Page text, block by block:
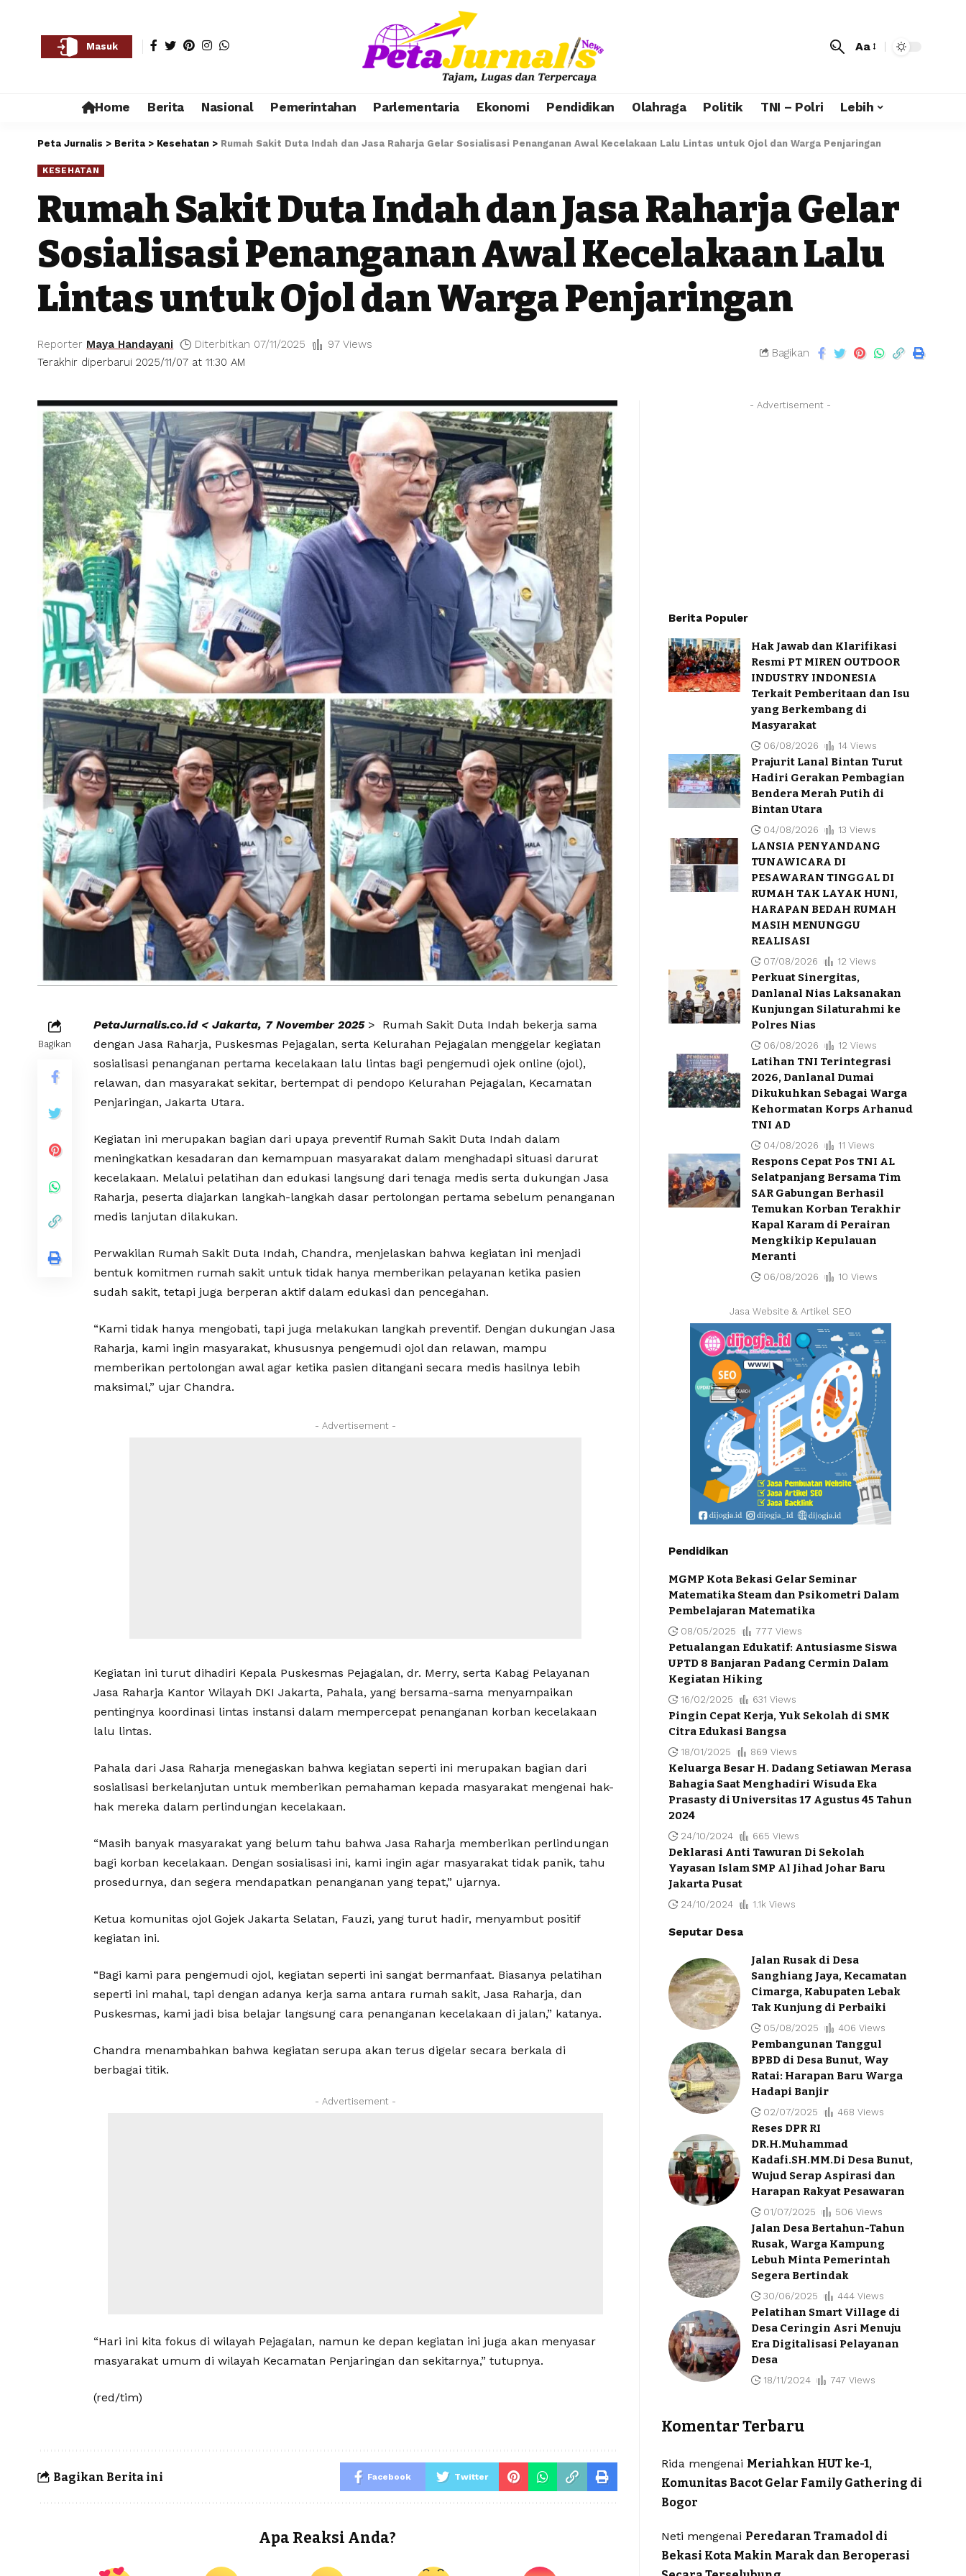
Masuk Aa
Home Berita Nasional Pemerintahan Parlementaria Ekonomi Pendidikan Olahraga Politik TNI – Polri Lebih
Peta Jurnalis > Berita > Kesehatan > Rumah Sakit Duta Indah dan Jasa Raharja Gelar Sosialisasi Penanganan Awal Kecelakaan Lalu Lintas untuk Ojol dan Warga Penjaringan
KESEHATAN
Rumah Sakit Duta Indah dan Jasa Raharja Gelar
Sosialisasi Penanganan Awal Kecelakaan Lalu
Lintas untuk Ojol dan Warga Penjaringan
Terakhir diperbarui 2025/11/07 at 11:30 AM
Reporter Maya Handayani Diterbitkan 07/11/2025 97 Views
Bagikan
Bagikan
PetaJurnalis.co.id < Jakarta, 7 November 2025> Rumah Sakit Duta Indah bekerja sama
dengan Jasa Raharja, Puskesmas Pejagalan, serta Kelurahan Pejagalan menggelar kegiatan
sosialisasi penanganan pertama kecelakaan lalu lintas bagi pengemudi ojek online (ojol),
relawan, dan masyarakat sekitar, bertempat di pendopo Kelurahan Pejagalan, Kecamatan
Penjaringan, Jakarta Utara.
Kegiatan ini merupakan bagian dari upaya preventif Rumah Sakit Duta Indah dalam
meningkatkan kesadaran dan kemampuan masyarakat dalam menghadapi situasi darurat
kecelakaan. Melalui pelatihan dan edukasi langsung dari tenaga medis serta dukungan Jasa
Raharja, peserta diajarkan langkah-langkah dasar pertolongan pertama sebelum penanganan
medis lanjutan dilakukan.
Perwakilan Rumah Sakit Duta Indah, Chandra, menjelaskan bahwa kegiatan ini menjadi
bentuk komitmen rumah sakit untuk tidak hanya memberikan pelayanan ketika pasien
sudah sakit, tetapi juga berperan aktif dalam edukasi dan pencegahan.
“Kami tidak hanya mengobati, tapi juga melakukan langkah preventif. Dengan dukungan Jasa
Raharja, kami ingin masyarakat, khususnya pengemudi ojol dan relawan, mampu
memberikan pertolongan awal agar ketika pasien ditangani secara medis hasilnya lebih
maksimal,” ujar Chandra.
- Advertisement -
Kegiatan ini turut dihadiri Kepala Puskesmas Pejagalan, dr. Merry, serta Kabag Pelayanan
Jasa Raharja Kantor Wilayah DKI Jakarta, Pahala, yang bersama-sama menyampaikan
pentingnya koordinasi lintas instansi dalam mempercepat penanganan korban kecelakaan
lalu lintas.
Pahala dari Jasa Raharja menegaskan bahwa kegiatan seperti ini merupakan bagian dari
sosialisasi berkelanjutan untuk memberikan pemahaman kepada masyarakat mengenai hak-
hak mereka dalam perlindungan kecelakaan.
“Masih banyak masyarakat yang belum tahu bahwa Jasa Raharja memberikan perlindungan
bagi korban kecelakaan. Dengan sosialisasi ini, kami ingin agar masyarakat tidak panik, tahu
prosedurnya, dan segera mendapatkan penanganan yang tepat,” ujarnya.
Ketua komunitas ojol Gojek Jakarta Selatan, Fauzi, yang turut hadir, menyambut positif
kegiatan ini.
“Bagi kami para pengemudi ojol, kegiatan seperti ini sangat bermanfaat. Biasanya pelatihan
seperti ini mahal, tapi dengan adanya kerja sama antara rumah sakit, Jasa Raharja, dan
Puskesmas, kami jadi bisa belajar langsung cara penanganan kecelakaan di jalan,” katanya.
Chandra menambahkan bahwa kegiatan serupa akan terus digelar secara berkala di
berbagai titik.
- Advertisement -
“Hari ini kita fokus di wilayah Pejagalan, namun ke depan kegiatan ini juga akan menyasar
masyarakat umum di wilayah Kecamatan Penjaringan dan sekitarnya,” tutupnya.
(red/tim)
Bagikan Berita ini Facebook Twitter
Apa Reaksi Anda?
- Advertisement -
Berita Populer
Hak Jawab dan Klarifikasi
Resmi PT MIREN OUTDOOR
INDUSTRY INDONESIA
Terkait Pemberitaan dan Isu
yang Berkembang di
Masyarakat
06/08/2026 14 Views
Prajurit Lanal Bintan Turut
Hadiri Gerakan Pembagian
Bendera Merah Putih di
Bintan Utara
04/08/2026 13 Views
LANSIA PENYANDANG
TUNAWICARA DI
PESAWARAN TINGGAL DI
RUMAH TAK LAYAK HUNI,
HARAPAN BEDAH RUMAH
MASIH MENUNGGU
REALISASI
07/08/2026 12 Views
Perkuat Sinergitas,
Danlanal Nias Laksanakan
Kunjungan Silaturahmi ke
Polres Nias
06/08/2026 12 Views
Latihan TNI Terintegrasi
2026, Danlanal Dumai
Dikukuhkan Sebagai Warga
Kehormatan Korps Arhanud
TNI AD
04/08/2026 11 Views
Respons Cepat Pos TNI AL
Selatpanjang Bersama Tim
SAR Gabungan Berhasil
Temukan Korban Terakhir
Kapal Karam di Perairan
Mengkikip Kepulauan
Meranti
06/08/2026 10 Views
Jasa Website & Artikel SEO
Pendidikan
MGMP Kota Bekasi Gelar Seminar
Matematika Steam dan Psikometri Dalam
Pembelajaran Matematika
08/05/2025 777 Views
Petualangan Edukatif: Antusiasme Siswa
UPTD 8 Banjaran Padang Cermin Dalam
Kegiatan Hiking
16/02/2025 631 Views
Pingin Cepat Kerja, Yuk Sekolah di SMK
Citra Edukasi Bangsa
18/01/2025 869 Views
Keluarga Besar H. Dadang Setiawan Merasa
Bahagia Saat Menghadiri Wisuda Eka
Prasasty di Universitas 17 Agustus 45 Tahun
2024
24/10/2024 665 Views
Deklarasi Anti Tawuran Di Sekolah
Yayasan Islam SMP Al Jihad Johar Baru
Jakarta Pusat
24/10/2024 1.1k Views
Seputar Desa
Jalan Rusak di Desa
Sanghiang Jaya, Kecamatan
Cimarga, Kabupaten Lebak
Tak Kunjung di Perbaiki
05/08/2025 406 Views
Pembangunan Tanggul
BPBD di Desa Bunut, Way
Ratai: Harapan Baru Warga
Hadapi Banjir
02/07/2025 468 Views
Reses DPR RI
DR.H.Muhammad
Kadafi.SH.MM.Di Desa Bunut,
Wujud Serap Aspirasi dan
Harapan Rakyat Pesawaran
01/07/2025 506 Views
Jalan Desa Bertahun-Tahun
Rusak, Warga Kampung
Lebuh Minta Pemerintah
Segera Bertindak
30/06/2025 444 Views
Pelatihan Smart Village di
Desa Ceringin Asri Menuju
Era Digitalisasi Pelayanan
Desa
18/11/2024 747 Views
Komentar Terbaru
Ridamengenai Meriahkan HUT ke-1,
Komunitas Bacot Gelar Family Gathering di
Bogor
Neti mengenai Peredaran Tramadol di
Bekasi Kota Makin Marak dan Beroperasi